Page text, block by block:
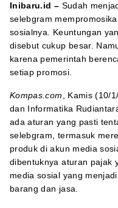
Inibaru.id – Sudah
selebgram
sosialnya. Keuntungan
disebut cukup besar.
karena pemerintah
setiap promosi.
Kompas.com , Kamis (10/
dan Informatika
ada aturan yang pasti
selebgram, termasuk
produk di akun media
dibentuknya aturan pajak
media sosial yang
barang dan jasa.